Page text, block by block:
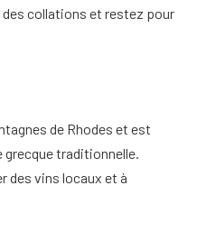
collations et restez pour
de Rhodes et est
grecque traditionnelle.
des vins locaux et à